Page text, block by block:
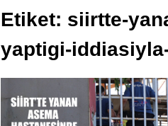
Etiket: siirtte-
yaptigi-